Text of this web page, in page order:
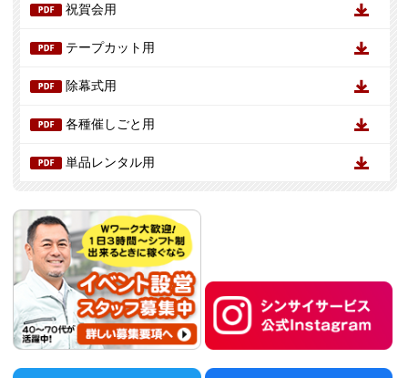
祝賀会用
テープカット用
除幕式用
各種催しごと用
単品レンタル用